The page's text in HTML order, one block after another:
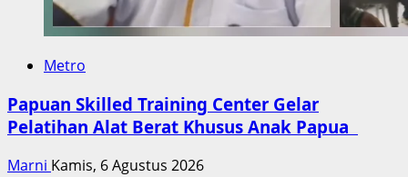
Metro
Papuan Skilled Training Center Gelar
Pelatihan Alat Berat Khusus Anak Papua
Marni Kamis, 6 Agustus 2026